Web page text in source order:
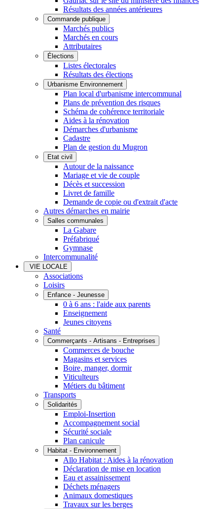
Résultats des années antérieures
Commande publique
Marchés publics
Marchés en cours
Attributaires
Élections
Listes électorales
Résultats des élections
Urbanisme Environnement
Plan local d'urbanisme intercommunal
Plans de prévention des risques
Schéma de cohérence territoriale
Aides à la rénovation
Démarches d'urbanisme
Cadastre
Plan de gestion du Mugron
Etat civil
Autour de la naissance
Mariage et vie de couple
Décès et succession
Livret de famille
Demande de copie ou d'extrait d'acte
Autres démarches en mairie
Salles communales
La Gabare
Préfabriqué
Gymnase
Intercommunalité
VIE LOCALE
Associations
Loisirs
Enfance - Jeunesse
0 à 6 ans : l'aide aux parents
Enseignement
Jeunes citoyens
Santé
Commerçants - Artisans - Entreprises
Commerces de bouche
Magasins et services
Boire, manger, dormir
Viticulteurs
Métiers du bâtiment
Transports
Solidarités
Emploi-Insertion
Accompagnement social
Sécurité sociale
Plan canicule
Habitat - Environnement
Allo Habitat : Aides à la rénovation
Déclaration de mise en location
Eau et assainissement
Déchets ménagers
Animaux domestiques
Travaux sur les berges